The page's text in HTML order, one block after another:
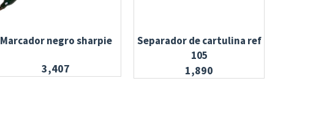
Marcador negro sharpie
3,407
Separador de cartulina ref
105
1,890